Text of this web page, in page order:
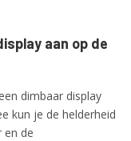
aan op de
dimbaar display
kun je de helderheid
en de